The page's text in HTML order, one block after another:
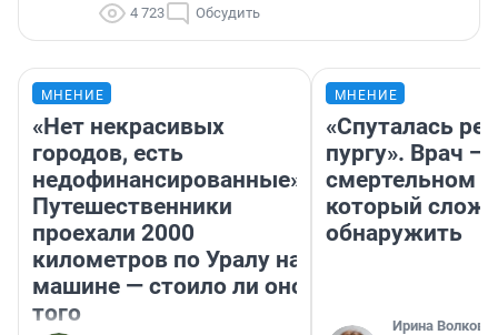
4 723 Обсудить
МНЕНИЕ
«Нет некрасивых
городов, есть
недофинансированные».
Путешественники
проехали 2000
километров по Уралу на
машине — стоило ли оно
того
МНЕНИЕ
«Спуталась
пургу». Врач —
смертельном
который
обнаружить
Ирина Волкова